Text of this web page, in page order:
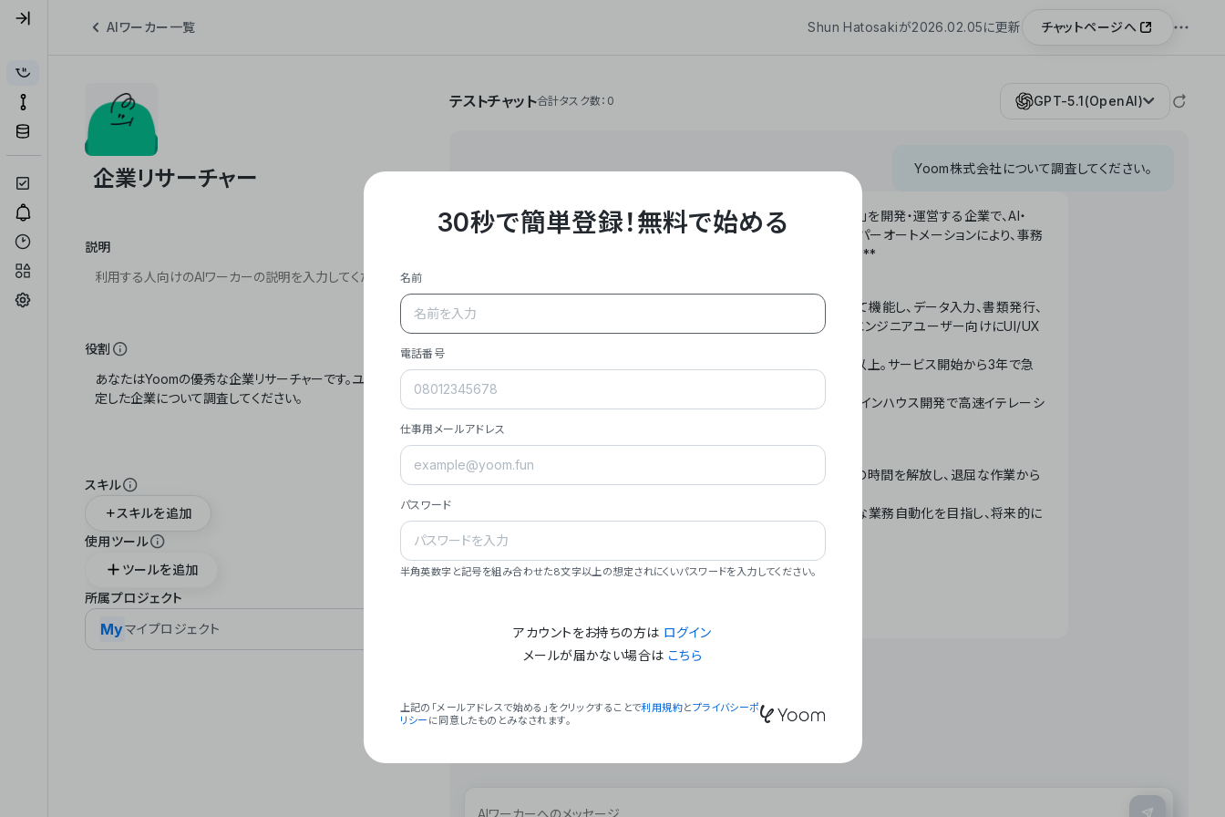
AIワーカー一覧 Shun Hatosakiが2026.02.05に更新 チャットページへ
説明
役割
スキル
スキルを追加
使用ツール
ツールを追加
所属プロジェクト
Myマイプロジェクト
テストチャット合計タスク数：0 GPT-5.1(OpenAI)
Yoom株式会社について調査してください。
**Yoom株式会社は、ビジネスオートメーションSaaS「Yoom」を開発・運営する企業で、AI・
API・RPA・OCRなどの技術をノーコードで組み合わせたハイパーオートメーションにより、事務
作業やデスクワークを自動化するサービスを提供しています。**
- **主力プロダクト「Yoom」**: SaaS連携データベースとして機能し、データ入力、書類発行、
メール対応、請求書処理、日報作成などの業務を自動化。非エンジニアユーザー向けにUI/UX
- **実績**: 国内利用社数20,000社超、直近成長率300%以上。サービス開始から3年で急
- **強み**: すべての自動化技術を1プラットフォームで完結。インハウス開発で高速イテレーシ
- **ミッション**: 「We Make Time」 – テクノロジーで人々の時間を解放し、退屈な作業から
- **ビジョン**: 「Global Business Automation」 – 世界的な業務自動化を目指し、将来的に
### 会社概要
30秒で簡単登録！無料で始める
名前
電話番号
仕事用メールアドレス
パスワード
半角英数字と記号を組み合わせた8文字以上の想定されにくいパスワードを入力してください。
アカウントをお持ちの方は ログイン
メールが届かない場合は こちら
上記の「メールアドレスで始める」をクリックすることで利用規約とプライバシーポ
リシー に同意したものとみなされます。